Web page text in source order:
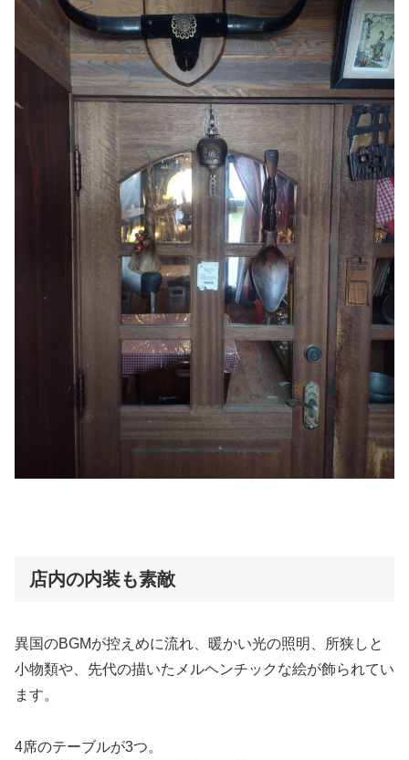
店内の内装も素敵
異国のBGMが控えめに流れ、暖かい光の照明、所狭しと
小物類や、先代の描いたメルヘンチックな絵が飾られてい
ます。
4席のテーブルが3つ。